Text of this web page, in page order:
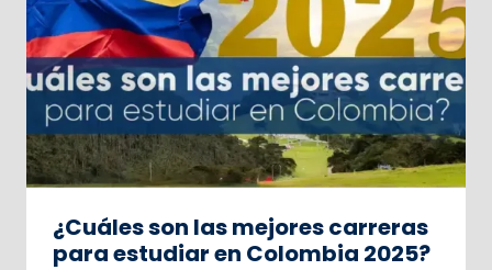
¿Cuáles son las mejores carreras
para estudiar en Colombia 2025?